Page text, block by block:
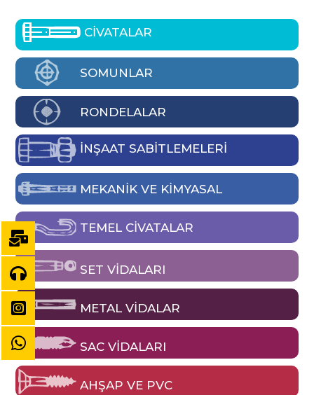
CİVATALAR
SOMUNLAR
RONDELALAR
İNŞAAT SABİTLEMELERİ
MEKANIK VE KIMYASAL
TEMEL CIVATALAR
SET VIDALARI
METAL VIDALAR
SAC VIDALARI
AHŞAP VE PVC